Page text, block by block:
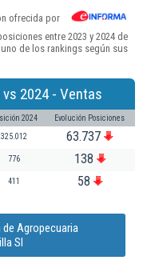
ofrecida por
entre 2023 y 2024 de
de los rankings según sus
2024 - Ventas
2024 Evolución Posiciones
325.012 63.737
776 138
411 58
Agropecuaria
Sl